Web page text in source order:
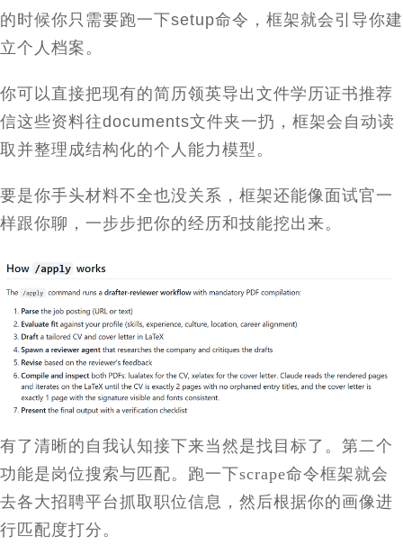
的时候你只需要跑一下setup命令，框架就会引导你建
立个人档案。
你可以直接把现有的简历领英导出文件学历证书推荐
信这些资料往documents文件夹一扔，框架会自动读
取并整理成结构化的个人能力模型。
要是你手头材料不全也没关系，框架还能像面试官一
样跟你聊，一步步把你的经历和技能挖出来。
有了清晰的自我认知接下来当然是找目标了。第二个
功能是岗位搜索与匹配。跑一下scrape命令框架就会
去各大招聘平台抓取职位信息，然后根据你的画像进
行匹配度打分。